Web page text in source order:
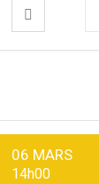
06 MARS
14h00